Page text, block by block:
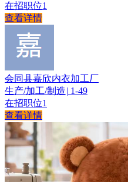
在招职位1
查看详情
会同县嘉欣内衣加工厂
生产/加工/制造| 1-49
在招职位1
查看详情